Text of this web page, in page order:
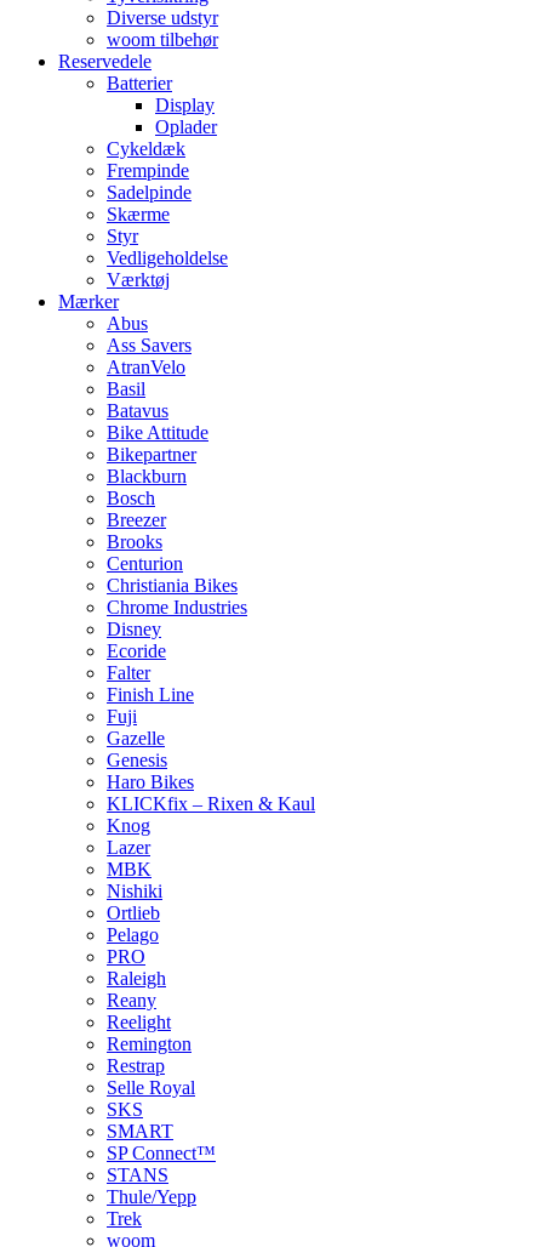
Diverse udstyr
woom tilbehør
Reservedele
Batterier
Display
Oplader
Cykeldæk
Frempinde
Sadelpinde
Skærme
Styr
Vedligeholdelse
Værktøj
Mærker
Abus
Ass Savers
AtranVelo
Basil
Batavus
Bike Attitude
Bikepartner
Blackburn
Bosch
Breezer
Brooks
Centurion
Christiania Bikes
Chrome Industries
Disney
Ecoride
Falter
Finish Line
Fuji
Gazelle
Genesis
Haro Bikes
KLICKfix – Rixen & Kaul
Knog
Lazer
MBK
Nishiki
Ortlieb
Pelago
PRO
Raleigh
Reany
Reelight
Remington
Restrap
Selle Royal
SKS
SMART
SP Connect™
STANS
Thule/Yepp
Trek
woom